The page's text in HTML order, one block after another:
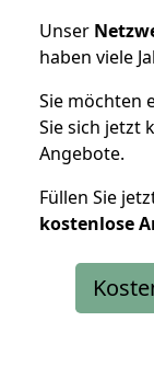
Unser
haben viele
Sie möchten
Sie sich jetzt
Angebote.
Füllen Sie
kostenlose